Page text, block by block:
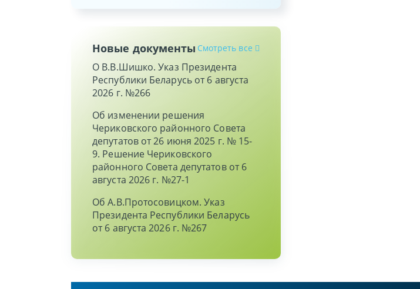
Новые документы Смотреть все
О В.В.Шишко. Указ Президента
Республики Беларусь от 6 августа
2026 г. №266
Об изменении решения
Чериковского районного Совета
депутатов от 26 июня 2025 г. № 15-
9. Решение Чериковского
районного Совета депутатов от 6
августа 2026 г. №27-1
Об А.В.Протосовицком. Указ
Президента Республики Беларусь
от 6 августа 2026 г. №267